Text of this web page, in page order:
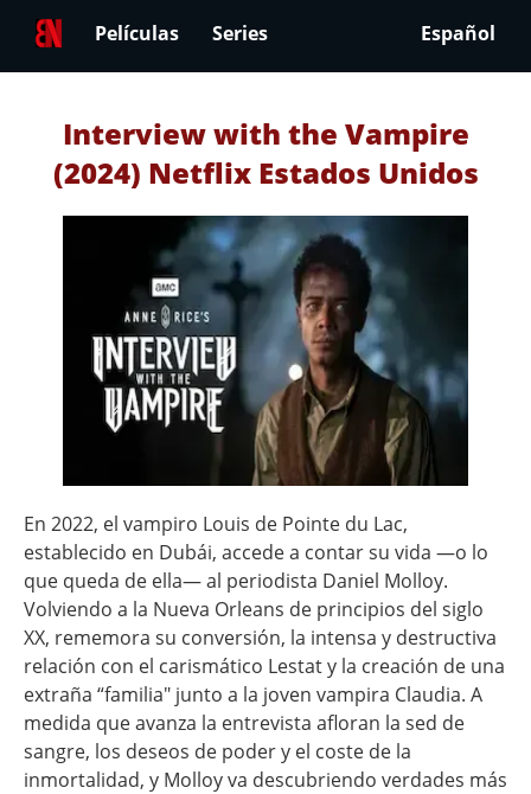
Películas Series Español
Interview with the Vampire
(2024) Netflix Estados Unidos
En 2022, el vampiro Louis de Pointe du Lac,
establecido en Dubái, accede a contar su vida —o lo
que queda de ella— al periodista Daniel Molloy.
Volviendo a la Nueva Orleans de principios del siglo
XX, rememora su conversión, la intensa y destructiva
relación con el carismático Lestat y la creación de una
extraña “familia" junto a la joven vampira Claudia. A
medida que avanza la entrevista afloran la sed de
sangre, los deseos de poder y el coste de la
inmortalidad, y Molloy va descubriendo verdades más